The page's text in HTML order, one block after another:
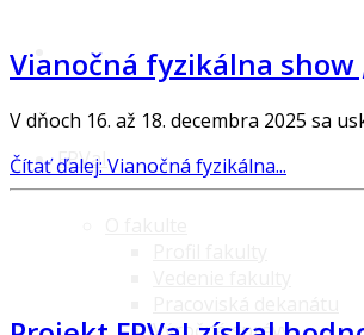
FPVaI
Vianočná fyzikálna
V dňoch 16. až 18. decembra 2025 sa
Čítať ďalej: Vianočná fyzikálna...